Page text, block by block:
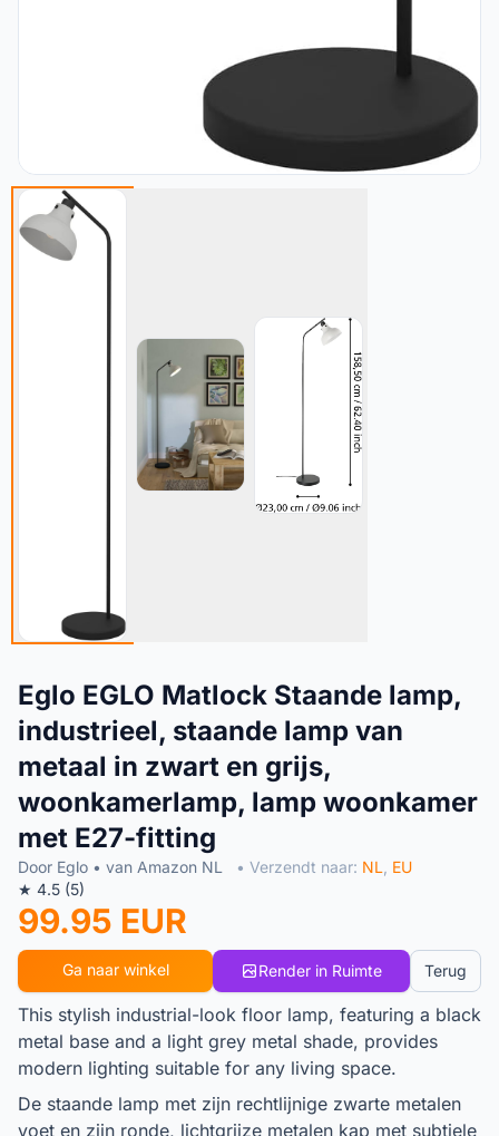
Eglo EGLO Matlock Staande lamp,
industrieel, staande lamp van
metaal in zwart en grijs,
woonkamerlamp, lamp woonkamer
met E27-fitting
Door Eglo • van Amazon NL • Verzendt naar: NL EU
★ 4.5 (5)
99.95 EUR
Ga naar winkel Render in Ruimte Terug
This stylish industrial-look floor lamp, featuring a black
metal base and a light grey metal shade, provides
modern lighting suitable for any living space.
De staande lamp met zijn rechtlijnige zwarte metalen
voet en zijn ronde, lichtgrijze metalen kap met subtiele